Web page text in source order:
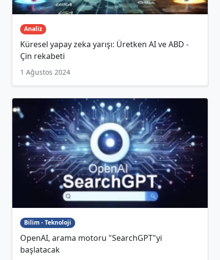
Analiz
Küresel yapay zeka yarışı: Üretken AI ve ABD -
Çin rekabeti
1 Ağustos 2024
Bilim - Teknoloji
OpenAI, arama motoru "SearchGPT"yi
başlatacak